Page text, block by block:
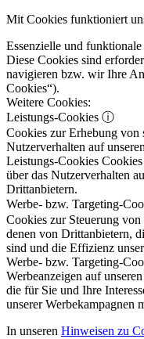
Mit Cookies funktioniert
Essenzielle und
Diese Cookies sind
navigieren bzw. wir Ihre
Cookies“).
Weitere Cookies:
Leistungs-Cookies ⓘ
Cookies zur Erhebung von
Nutzerverhalten auf
Leistungs-Cookies
über das Nutzerverhalten
Drittanbietern.
Werbe- bzw. Targeting-
Cookies zur Steuerung von
denen von Drittanbietern,
sind und die Effizienz
Werbe- bzw. Targeting-
Werbeanzeigen auf
die für Sie und Ihre
unserer Werbekampagnen
In unseren Hinweisen zu